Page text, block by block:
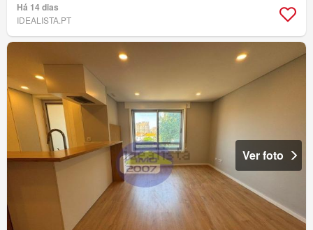
Há 14 dias
IDEALISTA.PT
Ver foto